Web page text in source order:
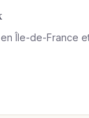
Île-de-France